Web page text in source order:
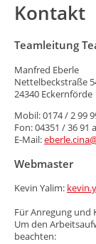
Kontakt
Teamleitung
Manfred Eberle
Nettelbeckstraße
24340 Eckernförde
Mobil: 0174 / 2 99
Fon: 04351 / 36 91
E-Mail:
Webmaster
Kevin Yalim:
Für Anregung und
Um den
beachten: